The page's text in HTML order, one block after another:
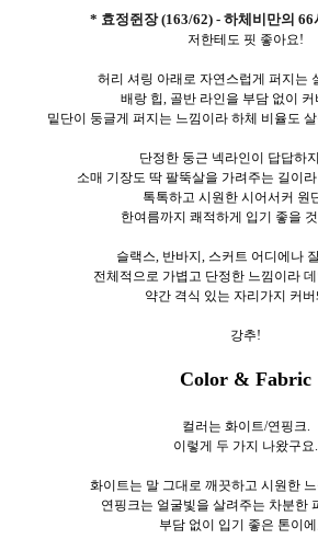
* 효정쥔장 (163/62) - 하체비만의
저한테도 핏 좋아요!
허리 셔링 아래로 자연스럽게 퍼지는
배랑 힙, 골반 라인을 부담 없이
밑단이 둥글게 퍼지는 느낌이라 하체 비율도
단정한 둥근 넥라인이 답답하
소매 기장도 딱 팔뚝살을 가려주는 길이
톡톡하고 시원한 시어서커 원
한여름까지 쾌적하게 입기 좋을
슬랙스, 반바지, 스커트 어디에나
전체적으로 가볍고 단정한 느낌이라
약간 격식 있는 자리가지 커
강추!
Color & Fabric
컬러는 화이트/연핑크.
이렇게 두 가지 나왔구요.
화이트는 말 그대로 깨끗하고 시원한
연핑크는 얼굴빛을 살려주는 차분한
부담 없이 입기 좋은 톤이